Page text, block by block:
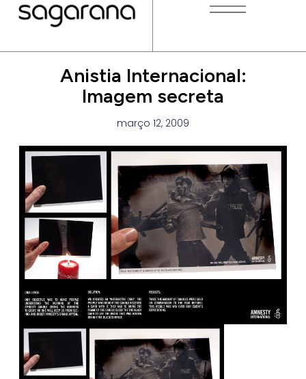
Anistia Internacional:
Imagem secreta
março 12, 2009